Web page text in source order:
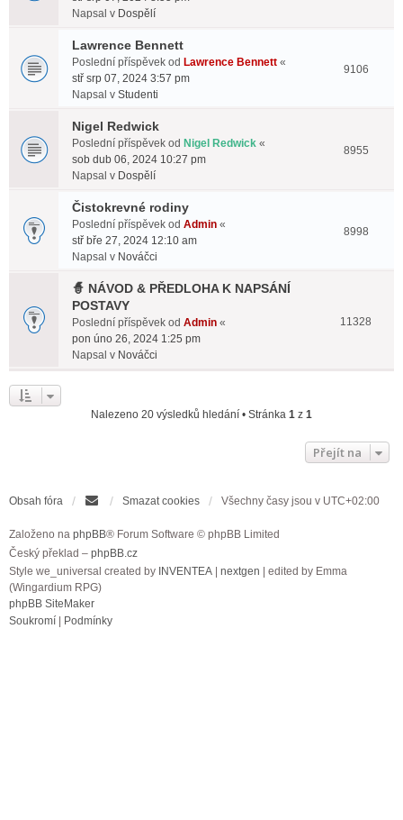
Napsal v Dospělí
Lawrence Bennett
Poslední příspěvek od Lawrence Bennett «
stř srp 07, 2024 3:57 pm
Napsal v Studenti
9106
Nigel Redwick
Poslední příspěvek od Nigel Redwick «
sob dub 06, 2024 10:27 pm
Napsal v Dospělí
8955
Čistokrevné rodiny
Poslední příspěvek od Admin «
stř bře 27, 2024 12:10 am
Napsal v Nováčci
8998
🧙 NÁVOD & PŘEDLOHA K NAPSÁNÍ
POSTAVY
Poslední příspěvek od Admin «
pon úno 26, 2024 1:25 pm
Napsal v Nováčci
11328
Nalezeno 20 výsledků hledání • Stránka 1 z 1
Přejít na
Obsah fóra Smazat cookies Všechny časy jsou v UTC+02:00
Založeno na phpBB® Forum Software © phpBB Limited
Český překlad – phpBB.cz
Style we_universal created by INVENTEA nextgen | edited by Emma
(Wingardium RPG)
phpBB SiteMaker
Soukromí
Podmínky